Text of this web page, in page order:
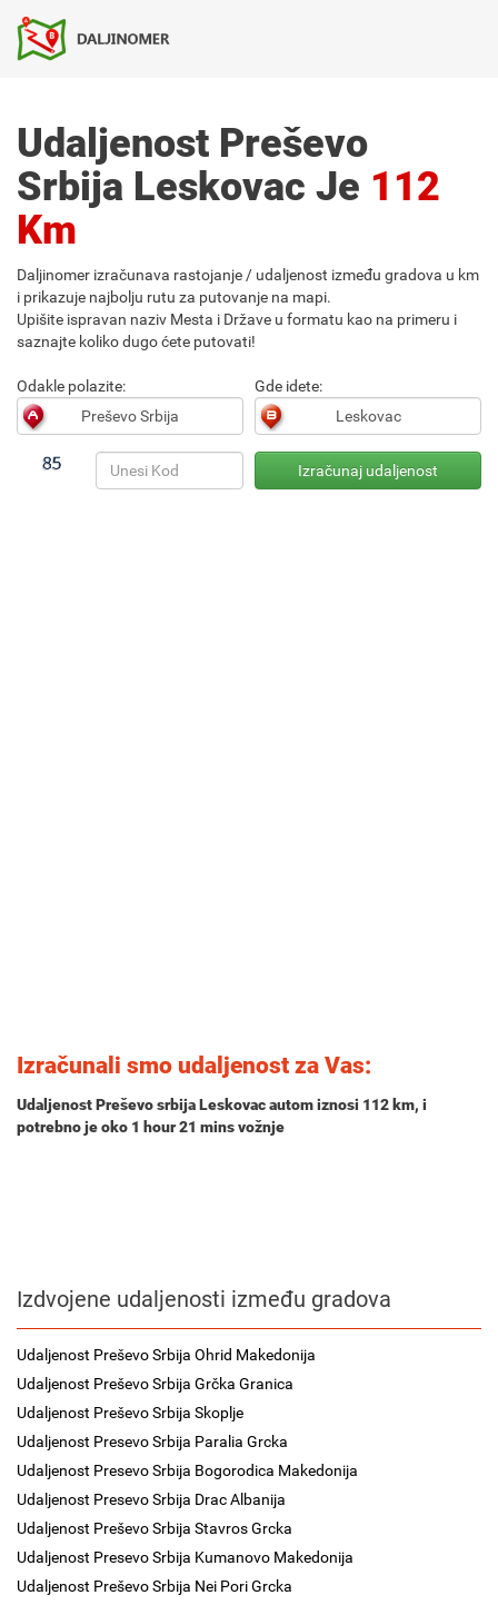
Udaljenost Preševo
Srbija Leskovac Je 112
Km
Daljinomer izračunava rastojanje / udaljenost između gradova u km
i prikazuje najbolju rutu za putovanje na mapi.
Upišite ispravan naziv Mesta i Države u formatu kao na primeru i
saznajte koliko dugo ćete putovati!
Odakle polazite: Gde idete:
Izračunali smo udaljenost za Vas:
Udaljenost Preševo srbija Leskovac autom iznosi 112 km, i
potrebno je oko 1 hour 21 minsvožnje
Izdvojene udaljenosti između gradova
Udaljenost Preševo Srbija Ohrid Makedonija
Udaljenost Preševo Srbija Grčka Granica
Udaljenost Preševo Srbija Skoplje
Udaljenost Presevo Srbija Paralia Grcka
Udaljenost Presevo Srbija Bogorodica Makedonija
Udaljenost Presevo Srbija Drac Albanija
Udaljenost Preševo Srbija Stavros Grcka
Udaljenost Presevo Srbija Kumanovo Makedonija
Udaljenost Preševo Srbija Nei Pori Grcka